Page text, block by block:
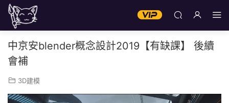
中京安blender概念設計2019【有缺課】 後續
會補
3D建模